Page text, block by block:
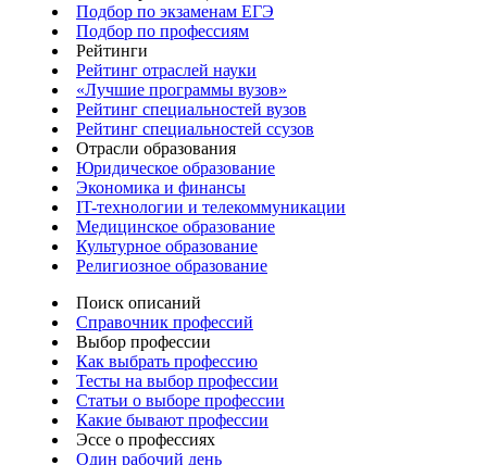
Подбор по экзаменам ЕГЭ
Подбор по профессиям
Рейтинги
Рейтинг отраслей науки
«Лучшие программы вузов»
Рейтинг специальностей вузов
Рейтинг специальностей ссузов
Отрасли образования
Юридическое образование
Экономика и финансы
IT-технологии и телекоммуникации
Медицинское образование
Культурное образование
Религиозное образование
Поиск описаний
Справочник профессий
Выбор профессии
Как выбрать профессию
Тесты на выбор профессии
Статьи о выборе профессии
Какие бывают профессии
Эссе о профессиях
Один рабочий день